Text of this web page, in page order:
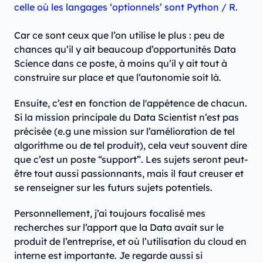
celle où les langages ‘optionnels’ sont Python / R.
Car ce sont ceux que l’on utilise le plus : peu de
chances qu’il y ait beaucoup d’opportunités Data
Science dans ce poste, à moins qu’il y ait tout à
construire sur place et que l’autonomie soit là.
Ensuite, c’est en fonction de l'appétence de chacun.
Si la mission principale du Data Scientist n’est pas
précisée (e.g une mission sur l’amélioration de tel
algorithme ou de tel produit), cela veut souvent dire
que c’est un poste “support”. Les sujets seront peut-
être tout aussi passionnants, mais il faut creuser et
se renseigner sur les futurs sujets potentiels.
Personnellement, j’ai toujours focalisé mes
recherches sur l’apport que la Data avait sur le
produit de l’entreprise, et où l’utilisation du cloud en
interne est importante. Je regarde aussi si